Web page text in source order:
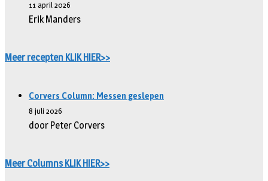
11 april 2026
Erik Manders
Meer recepten KLIK HIER>>
Corvers Column: Messen geslepen
8 juli 2026
door Peter Corvers
Meer Columns KLIK HIER>>